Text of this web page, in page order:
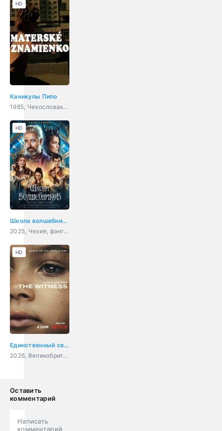
Каникулы Пипо
1985, Чехословакия, короткометражка
HD
Школа волшебников
2025, Чехия, фэнтези, семейный
HD
Единственный свидетель
2026, Великобритания, США, драма, криминал
HD
Оставить
комментарий
Написать
комментарий